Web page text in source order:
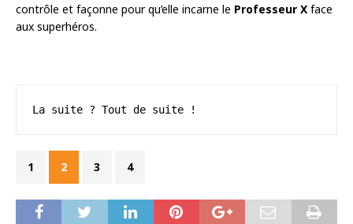
contrôle et façonne pour qu’elle incarne le Professeur X face
aux superhéros.
La suite ? Tout de suite !
1 2 3 4